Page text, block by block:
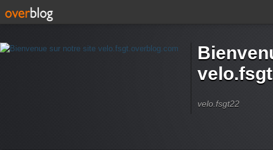
velo.fsgt22